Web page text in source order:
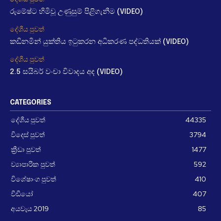
රුමේෂ්ට හිමිවූ උණුසුම් පිළිගැනීම (VIDEO)
දේශීය පුවත්
කඩිනමින් යුක්තිය ඉටුකරන අධිකරණ පද්ධතියක් (VIDEO)
දේශීය පුවත්
2.5 සයිබර් වංචා විවාදය අද (VIDEO)
CATEGORIES
දේශීය පුවත්
44335
විදෙස් පුවත්
3794
ක්‍රීඩා පුවත්
1477
ව්‍යාපාරික පුවත්
592
විශේෂාංග පුවත්
410
වීඩීයෝ
407
අයවැය 2019
85